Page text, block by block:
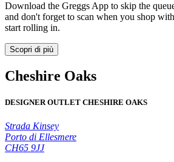
Download the Greggs App to skip the
and don't forget to scan when you shop
start rolling in.
Scopri di più
Cheshire Oaks
DESIGNER OUTLET CHESHIRE OAKS
Strada Kinsey
Porto di Ellesmere
CH65 9JJ